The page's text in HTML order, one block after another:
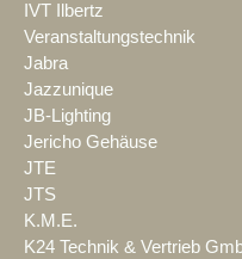
IVT Ilbertz
Veranstaltungstechnik
Jabra
Jazzunique
JB-Lighting
Jericho Gehäuse
JTE
JTS
K.M.E.
K24 Technik & Vertrieb